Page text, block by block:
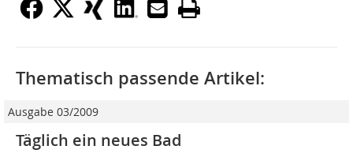
Thematisch passende Artikel:
Ausgabe 03/2009
Täglich ein neues Bad